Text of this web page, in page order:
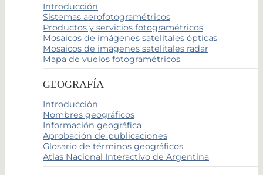
Introducción
Sistemas aerofotogramétricos
Productos y servicios fotogramétricos
Mosaicos de imágenes satelitales ópticas
Mosaicos de imágenes satelitales radar
Mapa de vuelos fotogramétricos
GEOGRAFÍA
Introducción
Nombres geográficos
Información geográfica
Aprobación de publicaciones
Glosario de términos geográficos
Atlas Nacional Interactivo de Argentina